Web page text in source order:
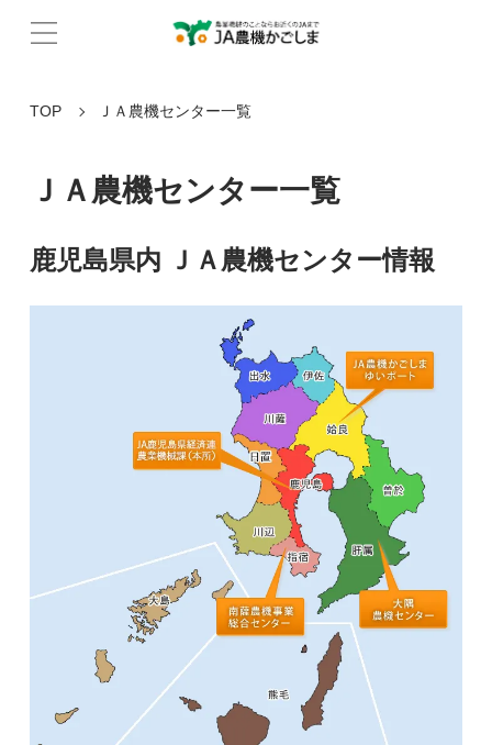
TOP ＪＡ農機センター一覧
ＪＡ農機センター一覧
鹿児島県内 ＪＡ農機センター情報